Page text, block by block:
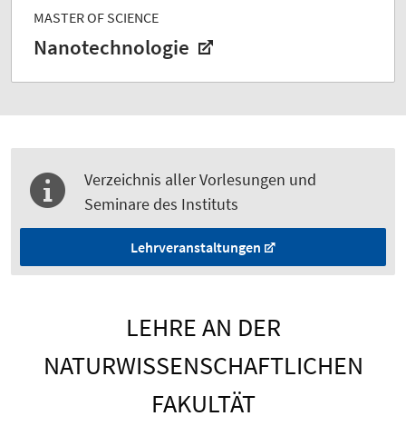
MASTER OF SCIENCE
Nanotechnologie
Verzeichnis aller Vorlesungen und
Seminare des Instituts
Lehrveranstaltungen
LEHRE AN DER
NATURWISSENSCHAFTLICHEN
FAKULTÄT